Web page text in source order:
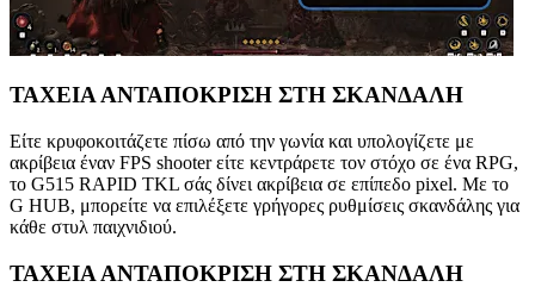
ΤΑΧΕΙΑ ΑΝΤΑΠΟΚΡΙΣΗ ΣΤΗ ΣΚΑΝΔΑΛΗ
Είτε κρυφοκοιτάζετε πίσω από την γωνία και υπολογίζετε με
ακρίβεια έναν FPS shooter είτε κεντράρετε τον στόχο σε ένα RPG,
το G515 RAPID TKL σάς δίνει ακρίβεια σε επίπεδο pixel. Με το
G HUB, μπορείτε να επιλέξετε γρήγορες ρυθμίσεις σκανδάλης για
κάθε στυλ παιχνιδιού.
ΤΑΧΕΙΑ ΑΝΤΑΠΟΚΡΙΣΗ ΣΤΗ ΣΚΑΝΔΑΛΗ